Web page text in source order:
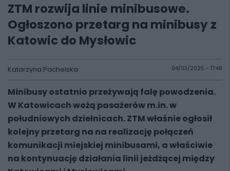
ZTM rozwija linie minibusowe.
Ogłoszono przetarg na minibusy z
Katowic do Mysłowic
Katarzyna Pachelska 04/03/2025 - 17:48
Minibusy ostatnio przeżywają falę powodzenia.
W Katowicach wożą pasażerów m.in. w
południowych dzielnicach. ZTM właśnie ogłosił
kolejny przetarg na na realizację połączeń
komunikacji miejskiej minibusami, a właściwie
na kontynuację działania linii jeżdżącej między